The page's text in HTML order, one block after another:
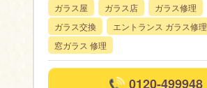
ガラス屋 ガラス店
ガラス修理
ガラス交換
エントランス ガラス修理
窓ガラス 修理
0120-499948